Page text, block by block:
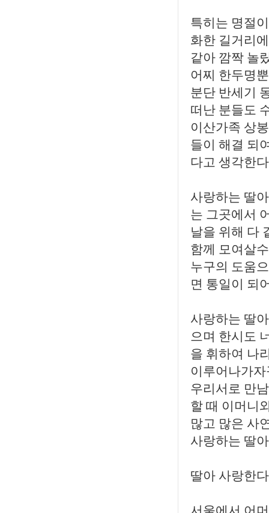
특히는 명절
화한 길거리
같아 깜짝 놀
어찌 한두명
분단 반세기
떠난 분들도
이산가족 상
들이 해결 되
다고 생각한
사랑하는 딸
는 그곳에서
날을 위해 다
함께 모여살
누구의 도움
면 통일이 되
사랑하는 딸
으며 한시도
을 휘하여 나
이루어나가자
우리서로 만
할 때 이머니
많고 많은 사
사랑하는 딸
딸아 사랑한